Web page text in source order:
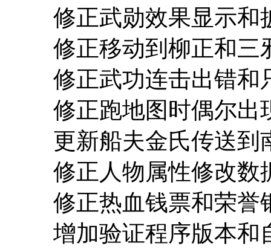
修正武勋效果显示和
修正移动到柳正和三
修正武功连击出错和
修正跑地图时偶尔出
更新船夫金氏传送到
修正人物属性修改数
修正热血钱票和荣誉
增加验证程序版本和